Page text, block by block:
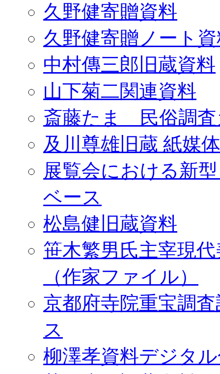
久野健寄贈資料
久野健寄贈ノート
中村傳三郎旧蔵資料
山下菊二関連資料
斎藤たま 民俗調査
及川尊雄旧蔵 紙媒
展覧会における新
ベース
松島健旧蔵資料
笹木繁男氏主宰現
（作家ファイル）
京都府寺院重宝調
ス
柳澤孝資料デジタ